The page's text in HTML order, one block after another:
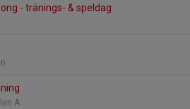
- tränings- & speldag
A